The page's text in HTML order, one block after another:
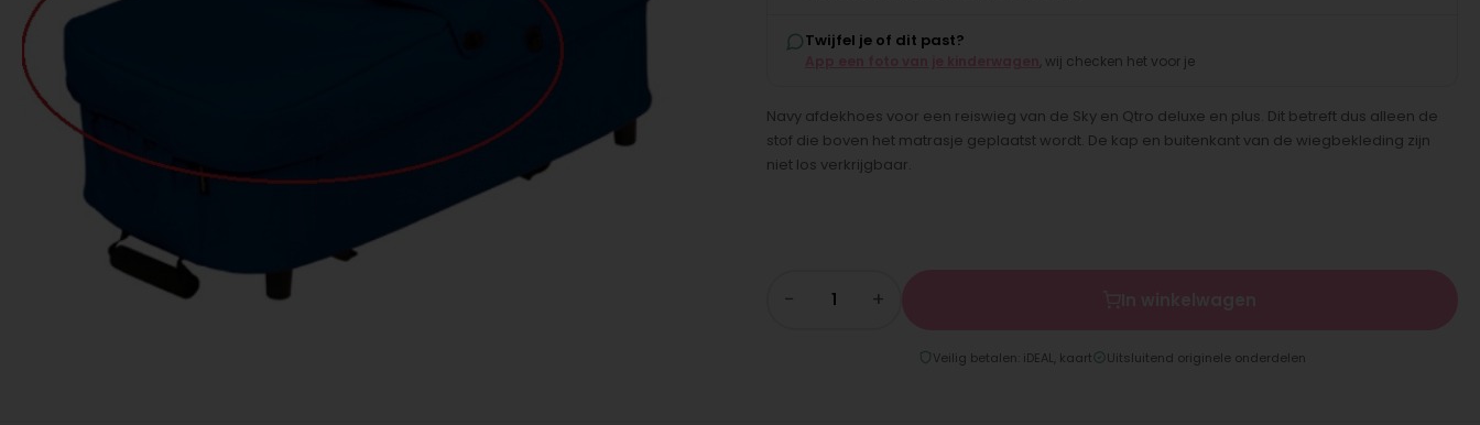
Twijfel je of dit past?
, wij checken het voor je
Navy afdekhoes voor een reiswieg van de Sky en Qtro deluxe en plus. Dit betreft dus alleen de
stof die boven het matrasje geplaatst wordt. De kap en buitenkant van de wiegbekleding zijn
niet los verkrijgbaar.
− +
Veilig betalen: iDEAL, kaart Uitsluitend originele onderdelen